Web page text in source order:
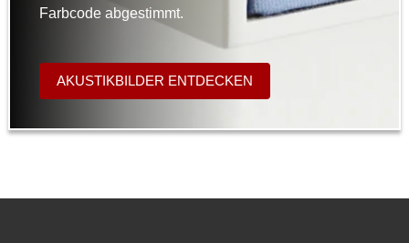
Farbcode abgestimmt.
AKUSTIKBILDER ENTDECKEN